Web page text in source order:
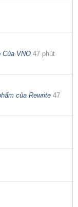
Của VNO 47 phút
của Rewrite 47